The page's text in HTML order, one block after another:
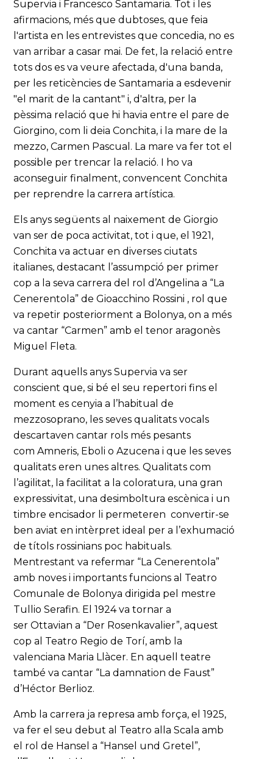
Supervia i Francesco Santamaria. Tot i les
afirmacions, més que dubtoses, que feia
l'artista en les entrevistes que concedia, no es
van arribar a casar mai. De fet, la relació entre
tots dos es va veure afectada, d'una banda,
per les reticències de Santamaria a esdevenir
"el marit de la cantant" i, d'altra, per la
pèssima relació que hi havia entre el pare de
Giorgino, com li deia Conchita, i la mare de la
mezzo, Carmen Pascual. La mare va fer tot el
possible per trencar la relació. I ho va
aconseguir finalment, convencent Conchita
per reprendre la carrera artística.
Els anys següents al naixement de Giorgio
van ser de poca activitat, tot i que, el 1921,
Conchita va actuar en diverses ciutats
italianes, destacant l’assumpció per primer
cop a la seva carrera del rol d’Angelina a “La
Cenerentola” de Gioacchino Rossini , rol que
va repetir posteriorment a Bolonya, on a més
va cantar “Carmen” amb el tenor aragonès
Miguel Fleta.
Durant aquells anys Supervia va ser
conscient que, si bé el seu repertori fins el
moment es cenyia a l’habitual de
mezzosoprano, les seves qualitats vocals
descartaven cantar rols més pesants
com Amneris, Eboli o Azucena i que les seves
qualitats eren unes altres. Qualitats com
l’agilitat, la facilitat a la coloratura, una gran
expressivitat, una desimboltura escènica i un
timbre encisador li permeteren convertir-se
ben aviat en intèrpret ideal per a l’exhumació
de títols rossinians poc habituals.
Mentrestant va refermar “La Cenerentola”
amb noves i importants funcions al Teatro
Comunale de Bolonya dirigida pel mestre
Tullio Serafin. El 1924 va tornar a
ser Ottavian a “Der Rosenkavalier”, aquest
cop al Teatro Regio de Torí, amb la
valenciana Maria Llàcer. En aquell teatre
també va cantar “La damnation de Faust”
d’Héctor Berlioz.
Amb la carrera ja represa amb força, el 1925,
va fer el seu debut al Teatro alla Scala amb
el rol de Hansel a “Hansel und Gretel”,